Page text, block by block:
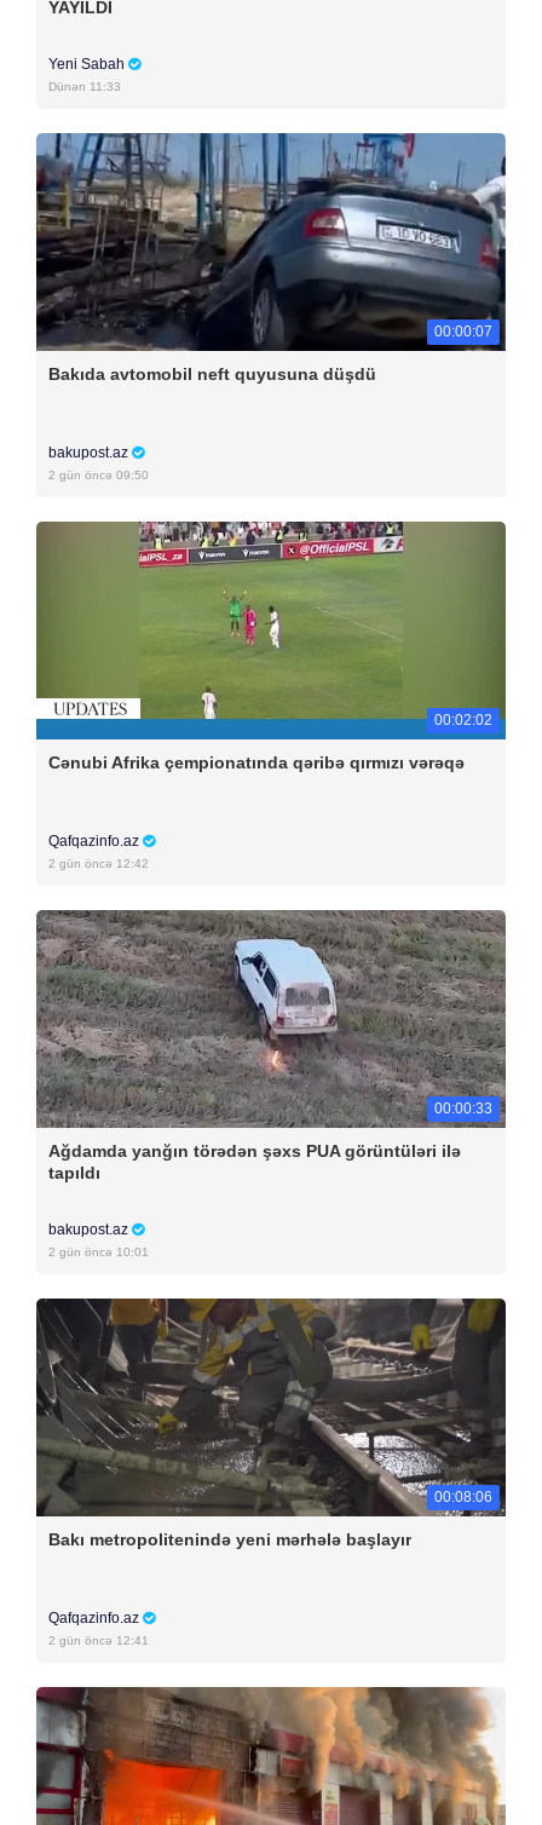
YAYILDI
Yeni Sabah
Dünən 11:33
00:00:07
Bakıda avtomobil neft quyusuna düşdü
bakupost.az
2 gün öncə 09:50
00:02:02
Cənubi Afrika çempionatında qəribə qırmızı vərəqə
Qafqazinfo.az
2 gün öncə 12:42
00:00:33
Ağdamda yanğın törədən şəxs PUA görüntüləri ilə
tapıldı
bakupost.az
2 gün öncə 10:01
00:08:06
Bakı metropolitenində yeni mərhələ başlayır
Qafqazinfo.az
2 gün öncə 12:41